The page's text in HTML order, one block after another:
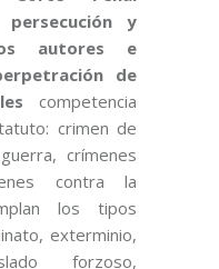
y
autores e
de
competencia
crimen de
crímenes
contra la
los tipos
exterminio,
forzoso,